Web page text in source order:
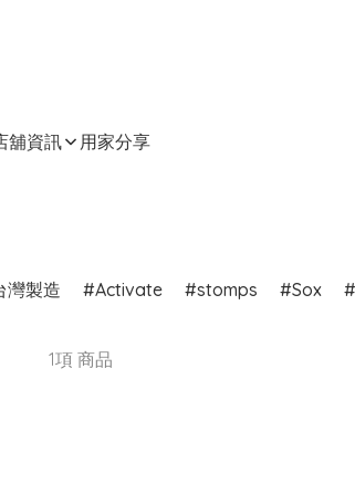
舖資訊 用家分享
灣製造 Activate stomps Sox
1項 商品